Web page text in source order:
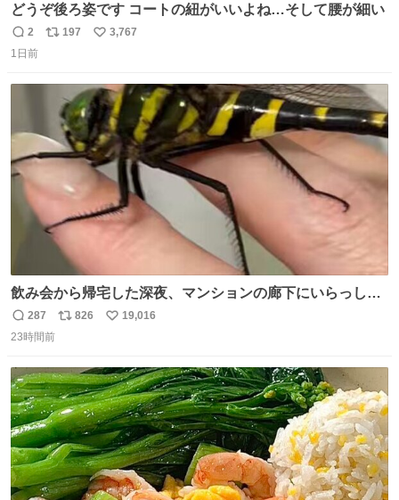
どうぞ後ろ姿です コートの紐がいいよね…そして腰が細い
返
信
2
リ
197
い
数
3,767
1日前
飲み会から帰宅した深夜、マンションの廊下にいらっしゃ
ったオニヤンマ様 まさかこんな都会でお会いできるなんて
思っておらず大興奮しております かっこよすぎる 指を差し
たが、飛ばないということは弱っていらっしゃるのでしょ
うか…素敵すぎる
返
信
287
リ
ト
数
826
い
数
19,016
23時間前